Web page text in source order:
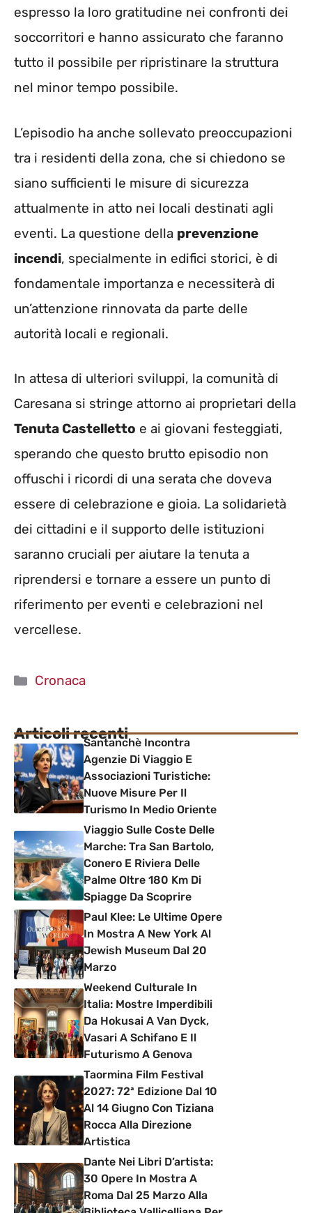
espresso la loro gratitudine nei confronti dei
soccorritori e hanno assicurato che faranno
tutto il possibile per ripristinare la struttura
nel minor tempo possibile.
L’episodio ha anche sollevato preoccupazioni
tra i residenti della zona, che si chiedono se
siano sufficienti le misure di sicurezza
attualmente in atto nei locali destinati agli
eventi. La questione della prevenzione
incendi, specialmente in edifici storici, è di
fondamentale importanza e necessiterà di
un’attenzione rinnovata da parte delle
autorità locali e regionali.
In attesa di ulteriori sviluppi, la comunità di
Caresana si stringe attorno ai proprietari della
Tenuta Castelletto e ai giovani festeggiati,
sperando che questo brutto episodio non
offuschi i ricordi di una serata che doveva
essere di celebrazione e gioia. La solidarietà
dei cittadini e il supporto delle istituzioni
saranno cruciali per aiutare la tenuta a
riprendersi e tornare a essere un punto di
riferimento per eventi e celebrazioni nel
vercellese.
Categorie
Cronaca
Articoli recentiSantanchè Incontra
Agenzie Di Viaggio E
Associazioni Turistiche:
Nuove Misure Per Il
Turismo In Medio Oriente
Viaggio Sulle Coste Delle
Marche: Tra San Bartolo,
Conero E Riviera Delle
Palme Oltre 180 Km Di
Spiagge Da Scoprire
Paul Klee: Le Ultime Opere
In Mostra A New York Al
Jewish Museum Dal 20
Marzo
Weekend Culturale In
Italia: Mostre Imperdibili
Da Hokusai A Van Dyck,
Vasari A Schifano E Il
Futurismo A Genova
Taormina Film Festival
2027: 72ª Edizione Dal 10
Al 14 Giugno Con Tiziana
Rocca Alla Direzione
Artistica
Dante Nei Libri D’artista:
30 Opere In Mostra A
Roma Dal 25 Marzo Alla